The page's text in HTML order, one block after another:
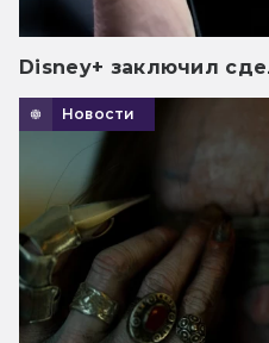
Disney+ заключил
Новости